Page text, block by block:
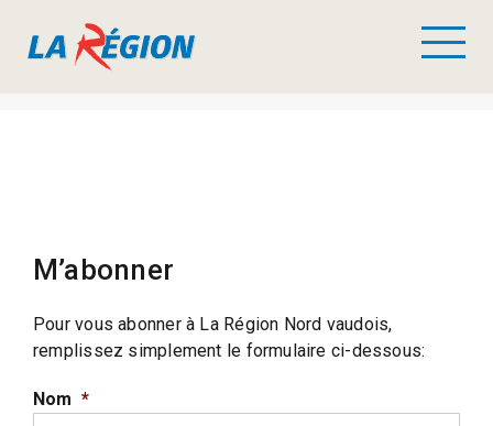
M’abonner
Pour vous abonner à La Région Nord vaudois,
remplissez simplement le formulaire ci-dessous:
Nom *